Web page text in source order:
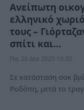
Ανείπωτη
ελληνικό
τους –
σπίτι και…
Πα, 26 Δεκ 2025 10:55
Σε κατάσταση σοκ
Ροδόπη, μετά το